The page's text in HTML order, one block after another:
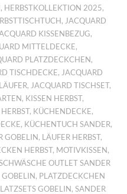
, HERBSTKOLLEKTION 2025,
, JACQUARD
KISSENBEZUG,
MITTELDECKE,
PLATZDECKCHEN,
TISCHDECKE, JACQUARD
, JACQUARD TISCHSET,
, KISSEN HERBST,
, KÜCHENDECKE,
, KÜCHENTUCH SANDER,
GOBELIN, LÄUFER HERBST,
HERBST, MOTIVKISSEN,
OUTLET SANDER
, PLATZDECKCHEN
GOBELIN,SANDER